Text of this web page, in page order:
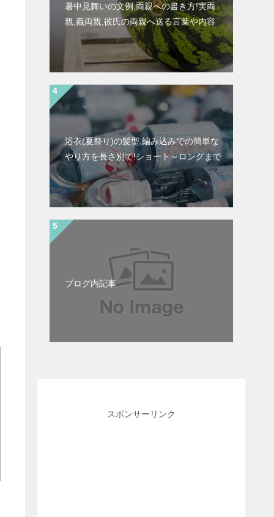
暑中見舞いの文例,両親への書き方!実両
親,義両親,彼氏の両親へ送る言葉や内容
浴衣(夏祭り)の髪型,編み込みでの簡単な
やり方を長さ別で!ショート～ロングまで
ブログ内記事
スポンサーリンク